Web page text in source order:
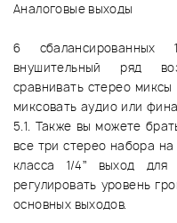
Аналоговые выходы
6 сбалансированных
внушительный ряд
сравнивать стерео
миксовать аудио или
5.1. Также вы можете
все три стерео набора
класса 1/4” выход для
регулировать уровень
основных выходов.